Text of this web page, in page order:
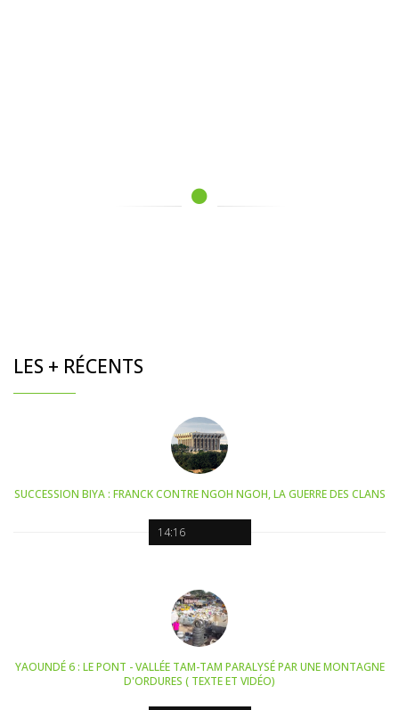
LES + RÉCENTS
14:16
SUCCESSION BIYA : FRANCK CONTRE NGOH NGOH, LA GUERRE DES CLANS
YAOUNDÉ 6 : LE PONT - VALLÉE TAM-TAM PARALYSÉ PAR UNE MONTAGNE
D'ORDURES ( TEXTE ET VIDÉO)